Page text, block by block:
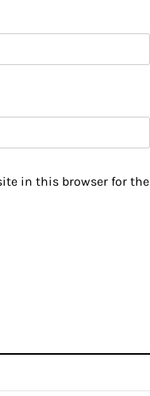
in this browser for the